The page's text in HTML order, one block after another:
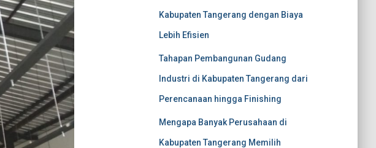
Kabupaten Tangerang dengan Biaya
Lebih Efisien
Tahapan Pembangunan Gudang
Industri di Kabupaten Tangerang dari
Perencanaan hingga Finishing
Mengapa Banyak Perusahaan di
Kabupaten Tangerang Memilih